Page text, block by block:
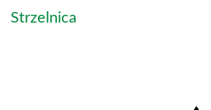
Strzelnica